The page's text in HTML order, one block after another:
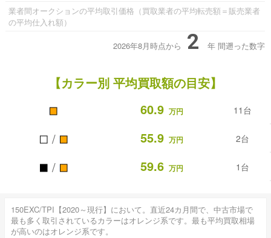
業者間オークションの平均取引価格（買取業者の平均転売額＝販売業者
の平均仕入れ額）
2026年8月時点から 2 年 間遡った数字
【カラー別 平均買取額の目安】
■ 60.9 万円 11台
■ / ■ 55.9 万円 2台
■ / ■ 59.6 万円 1台
150EXC/TPI【2020～現行】において。直近24カ月間で、中古市場で
最も多く取引されているカラーはオレンジ系です。最も平均買取相場
が高いのはオレンジ系です。